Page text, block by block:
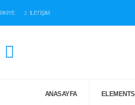
İLETİŞİM
ANASAYFA ELEMENTS